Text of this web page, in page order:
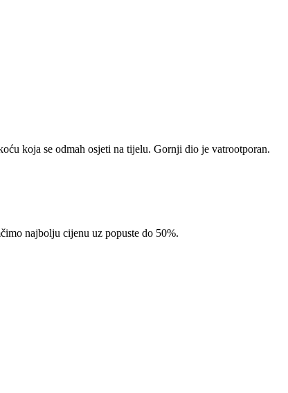
koja se odmah osjeti na tijelu. Gornji dio je vatrootporan.
najbolju cijenu uz popuste do 50%.